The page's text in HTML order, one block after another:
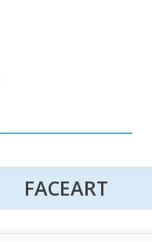
FACEART